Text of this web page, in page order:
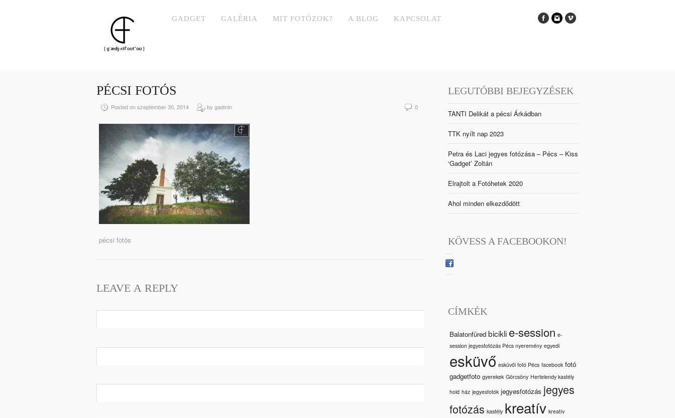
GADGET GALÉRIA MIT FOTÓZOK? A BLOG KAPCSOLAT
PÉCSI FOTÓS
Posted on szeptember 30, 2014 by gadmin 0
pécsi fotós
LEAVE A REPLY
LEGUTÓBBI BEJEGYZÉSEK
TANTI Delikát a pécsi Árkádban
TTK nyílt nap 2023
Petra és Laci jegyes fotózása – Pécs – Kiss
‘Gadget’ Zoltán
Elrajtolt a Fotóhetek 2020
Ahol minden elkezdődött
KÖVESS A FACEBOOKON!
CÍMKÉK
Balatonfüred bicikli e-session e-
session jegyesfotózás Pécs nyeremény egyedi
esküvő esküvői fotó Pécs facebook fotó
gadgetfoto gyerekek Görcsöny Hertelendy kastély
hold ház jegyesfotók jegyesfotózás jegyes
fotózás kastély kreatív kreatív